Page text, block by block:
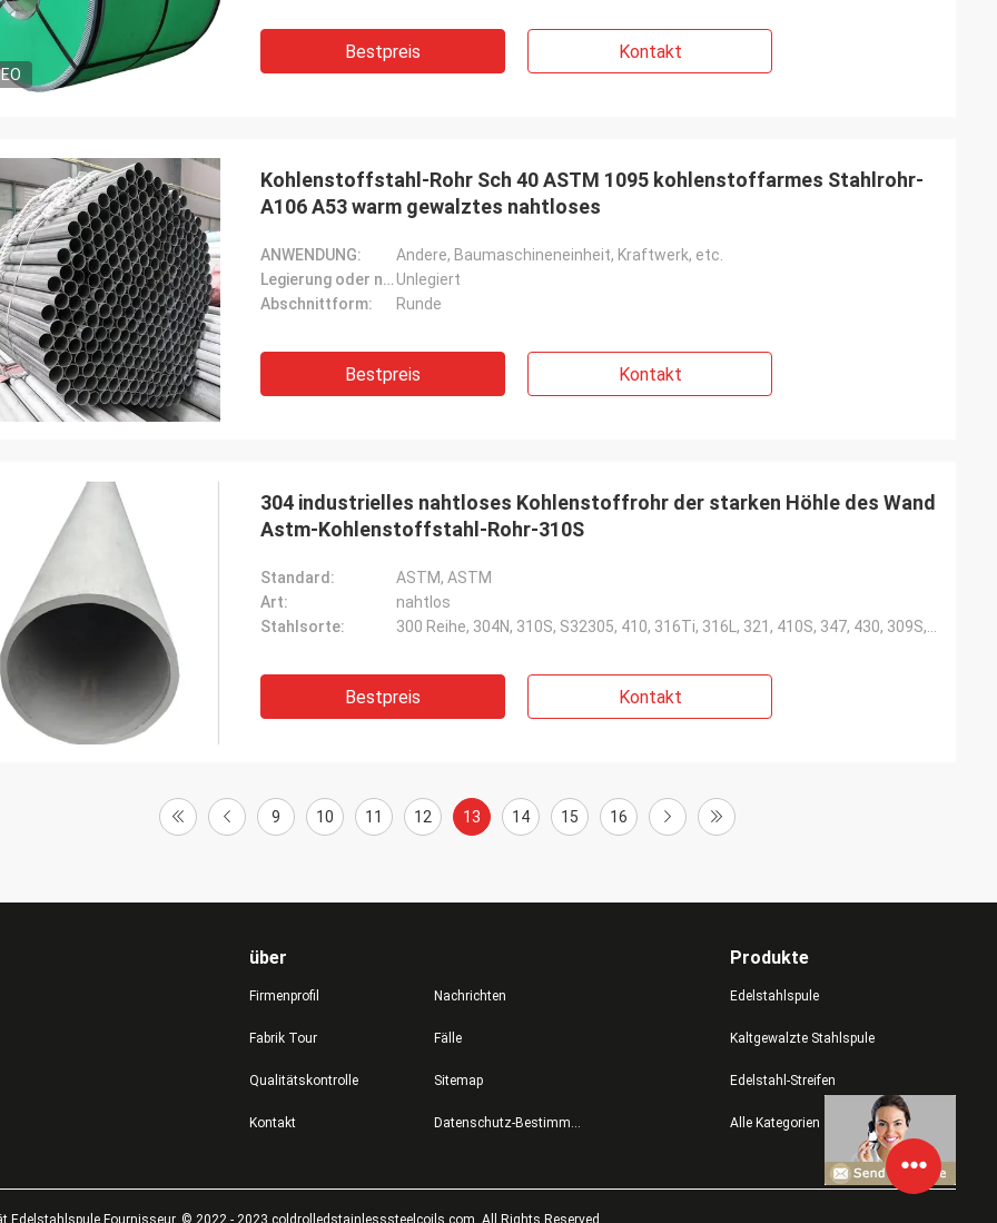
Bestpreis Kontakt
Kohlenstoffstahl-Rohr Sch 40 ASTM 1095 kohlenstoffarmes Stahlrohr-
A106 A53 warm gewalztes nahtloses
ANWENDUNG:
Andere, Baumaschineneinheit, Kraftwerk, etc.
Legierung oder nicht: Unlegiert
Abschnittform:
Runde
Bestpreis Kontakt
304 industrielles nahtloses Kohlenstoffrohr der starken Höhle des Wand
Astm-Kohlenstoffstahl-Rohr-310S
Standard:
ASTM, ASTM
Art:
nahtlos
Stahlsorte:
Bestpreis Kontakt
9 10 11 12 13 14 15 16
über
Firmenprofil
Fabrik Tour
Qualitätskontrolle
Kontakt
Nachrichten
Fälle
Sitemap
Datenschutz-Bestimmungen
Produkte
Edelstahlspule
Kaltgewalzte Stahlspule
Edelstahl-Streifen
Alle Kategorien
Edelstahlspule Fournisseur. © 2022 - 2023 coldrolledstainlesssteelcoils.com. All Rights Reserved.